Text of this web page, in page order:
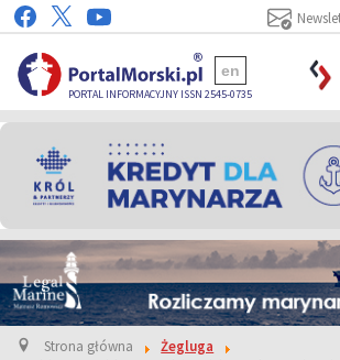
PORTAL INFORMACYJNY ISSN 2545-0735
en
Strona główna
Żegluga